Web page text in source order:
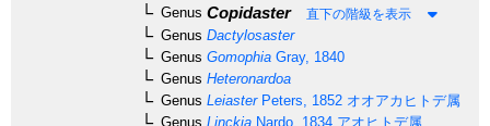
Genus Copidaster 直下の階級を表示
Genus Dactylosaster
Genus Gomophia Gray, 1840
Genus Heteronardoa
Genus LeiasterPeters, 1852 オオアカヒトデ属
Genus Linckia Nardo, 1834 アオヒトデ属